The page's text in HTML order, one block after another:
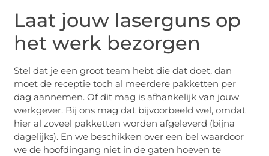
Laat jouw laserguns op
het werk bezorgen
Stel dat je een groot team hebt die dat doet, dan
moet de receptie toch al meerdere pakketten per
dag aannemen. Of dit mag is afhankelijk van jouw
werkgever. Bij ons mag dat bijvoorbeeld wel, omdat
hier al zoveel pakketten worden afgeleverd (bijna
dagelijks). En we beschikken over een bel waardoor
we de hoofdingang niet in de gaten hoeven te